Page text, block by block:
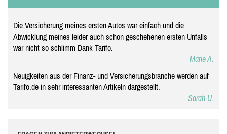
Die Versicherung meines ersten Autos war einfach und die
Abwicklung meines leider auch schon geschehenen ersten Unfalls
war nicht so schlimm Dank Tarifo.
Marie A.
Neuigkeiten aus der Finanz- und Versicherungsbranche werden auf
Tarifo.de in sehr interessanten Artikeln dargestellt.
Sarah U.